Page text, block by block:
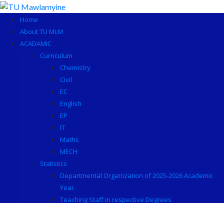
Skip
content
Home
About TU MLM
ACADAMIC
Curriculum
Chemistry
Civil
EC
English
EP
IT
Maths
MECH
Statistics
Departmental Organization of 2025-2026 Academic
Year
Teaching Staff in respective Degrees